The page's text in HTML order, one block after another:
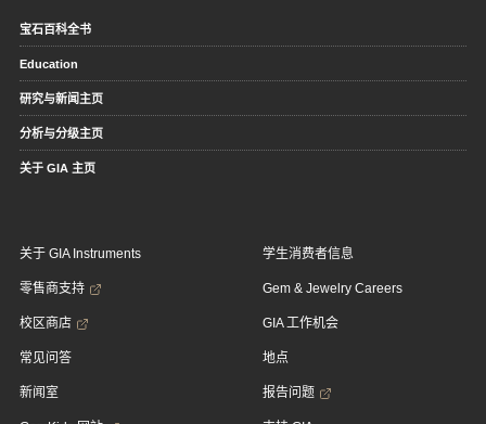
宝石百科全书
Education
研究与新闻主页
分析与分级主页
关于 GIA 主页
关于 GIA Instruments
零售商支持
校区商店
常见问答
新闻室
学生消费者信息
Gem & Jewelry Careers
GIA 工作机会
地点
报告问题